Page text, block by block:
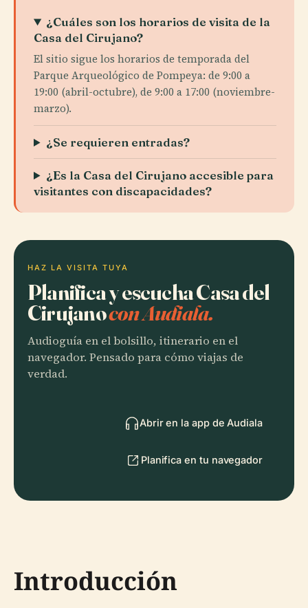
¿Cuáles son los horarios de visita de la
Casa del Cirujano?
El sitio sigue los horarios de temporada del
Parque Arqueológico de Pompeya: de 9:00 a
19:00 (abril-octubre), de 9:00 a 17:00 (noviembre-
marzo).
¿Se requieren entradas?
¿Es la Casa del Cirujano accesible para
visitantes con discapacidades?
HAZ LA VISITA TUYA
Planifica y escucha Casa del
Cirujanocon Audiala.
Audioguía en el bolsillo, itinerario en el
navegador. Pensado para cómo viajas de
verdad.
Abrir en la app de Audiala
Planifica en tu navegador
Introducción